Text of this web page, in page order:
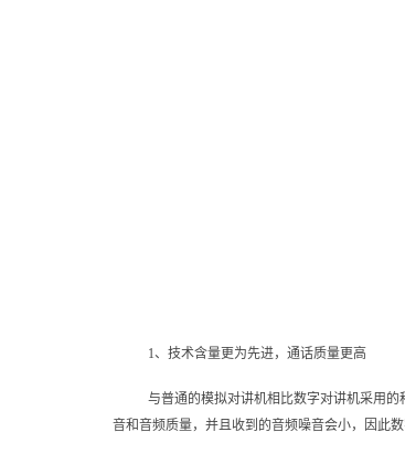
1、技术含量更为先进，通话质量更高
与普通的模拟对讲机相比数字对讲机‍采用
音和音频质量，并且收到的音频噪音会小，因此